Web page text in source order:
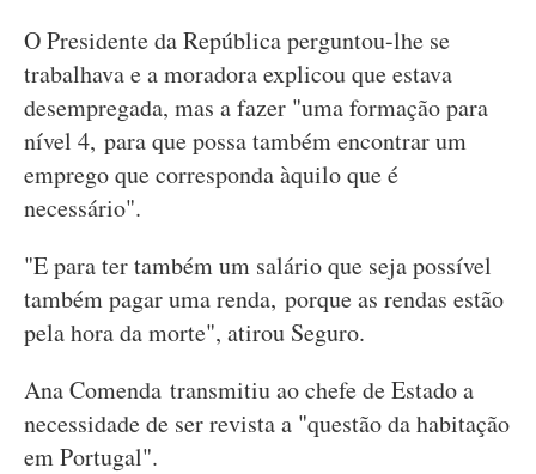
O Presidente da República perguntou-lhe se
trabalhava e a moradora explicou que estava
desempregada, mas a fazer "uma formação para
nível 4, para que possa também encontrar um
emprego que corresponda àquilo que é
necessário".
"E para ter também um salário que seja possível
também pagar uma renda, porque as rendas estão
pela hora da morte", atirou Seguro.
Ana Comenda transmitiu ao chefe de Estado a
necessidade de ser revista a "questão da habitação
em Portugal".